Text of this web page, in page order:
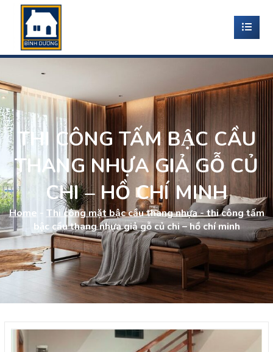
THI CÔNG TẤM BẬC CẦU
THANG NHỰA GIẢ GỖ CỦ
CHI – HỒ CHÍ MINH
Home - Thi công mặt bậc cầu thang nhựa-thi công tấm
bậc cầu thang nhựa giả gỗ củ chi – hồ chí minh